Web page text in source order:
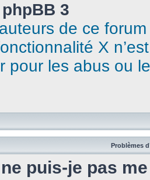
3
de ce
X
pour les abus ou
Problèmes
puis-je pas